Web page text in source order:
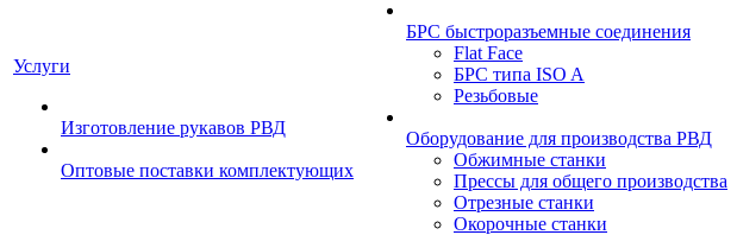
Услуги
Изготовление рукавов РВД
Оптовые поставки комплектующих
БРС быстроразъемные соединения
Flat Face
БРС типа ISO A
Резьбовые
Оборудование для производства РВД
Обжимные станки
Прессы для общего производства
Отрезные станки
Окорочные станки